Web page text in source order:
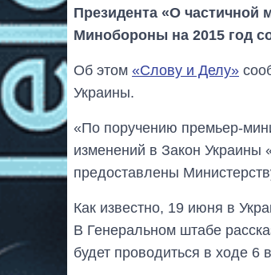
Президента «О частичной
Минобороны на 2015 год
Об этом «Слову и Делу»
Украины.
«По поручению премьер-
изменений в Закон Украины
предоставлены
Как известно, 19 июня в
В Генеральном штабе
будет проводиться в ходе 6